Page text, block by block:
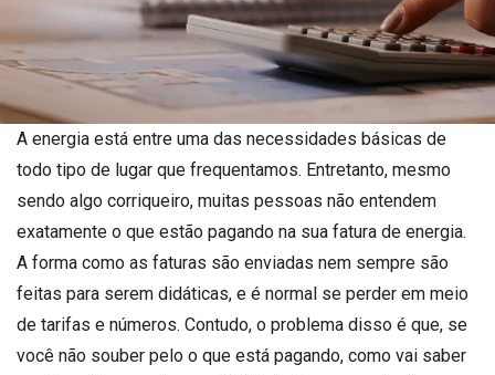
A energia está entre uma das necessidades básicas de
todo tipo de lugar que frequentamos. Entretanto, mesmo
sendo algo corriqueiro, muitas pessoas não entendem
exatamente o que estão pagando na sua fatura de energia.
A forma como as faturas são enviadas nem sempre são
feitas para serem didáticas, e é normal se perder em meio
de tarifas e números. Contudo, o problema disso é que, se
você não souber pelo o que está pagando, como vai saber